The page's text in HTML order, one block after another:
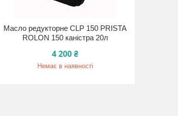
Масло редукторне CLP 150 PRISTA
ROLON 150 каністра 20л
4 200 ₴
Немає в наявності